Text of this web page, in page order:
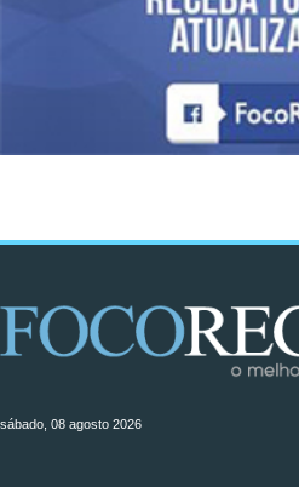
sábado, 08 agosto 2026